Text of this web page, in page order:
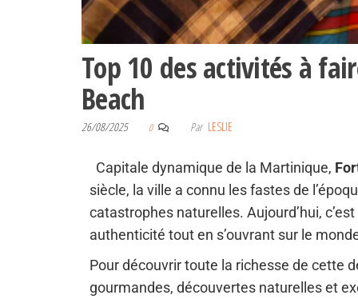
Top 10 des activités à
Beach
26/08/2025 0 Par LESLIE
Capitale dynamique de la Martinique,
siècle, la ville a connu les fastes de
catastrophes naturelles. Aujourd’hui, c’est
authenticité tout en s’ouvrant sur le
Pour découvrir toute la richesse de cette
gourmandes, découvertes naturelles et